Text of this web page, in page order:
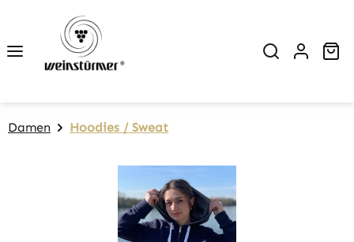
Zum Hauptinhalt springen
Damen Hoodies / Sweat